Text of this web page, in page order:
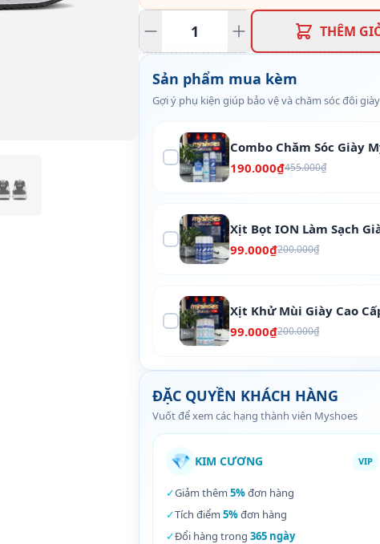
THÊM
Sản phẩm mua kèm
Gợi ý phụ kiện giúp bảo vệ và chăm sóc đôi
Combo Chăm Sóc Giày
190.000₫455.000₫
Xịt Bọt ION Làm Sạch
99.000₫200.000₫
Xịt Khử Mùi Giày Cao
99.000₫200.000₫
ĐẶC QUYỀN KHÁCH HÀNG
Vuốt để xem các hạng thành viên Myshoes
💎 KIM CƯƠNG VIP
✓Giảm thêm 5%đơn hàng
✓Tích điểm 5%đơn hàng
✓Đổi hàng trong 365 ngày